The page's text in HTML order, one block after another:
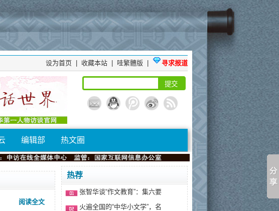
设为首页 收藏本站 哇繁體版 寻求报道
编辑部 热文圈
阅读全文
热荐
张智华谈“作文教育”：集六要
火遍全国的“中华小文学”，名